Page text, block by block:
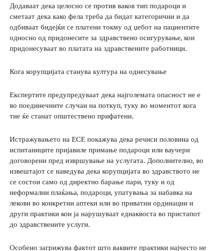
Додаваат дека целосно се против ваков тип подароци и
сметаат дека како фела треба да бидат категорични и да
одбиваат бидејќи се платени токму од џебот на пациентите
односно од придонесите за здравствено осигурување, кои
придонесуваат во платата на здравствените работници.
Кога корупцијата станува култура на однесување
Експертите предупредуваат дека најголемата опасност не е
во поединечните случаи на поткуп, туку во моментот кога
тие ќе станат општествено прифатени.
Истражувањето на ЕСЕ покажува дека речиси половина од
испитаниците пријавиле примање подароци или ваучери
договорени пред извршување на услугата. Дополнително, во
извештајот се наведува дека корупцијата во здравството не
се состои само од директно барање пари, туку и од
неформални плаќања, подароци, упатувања за набавка на
лекови во конкретни аптеки или во приватни ординации и
други практики кои ја нарушуваат еднаквоста во пристапот
до здравствените услуги.
Особено загрижува фактот што ваквите практики најчесто не